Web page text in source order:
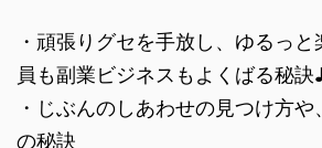
・頑張りグセを手放し、ゆるっ
員も副業ビジネスもよくばる秘訣
・じぶんのしあわせの見つけ方
の秘訣